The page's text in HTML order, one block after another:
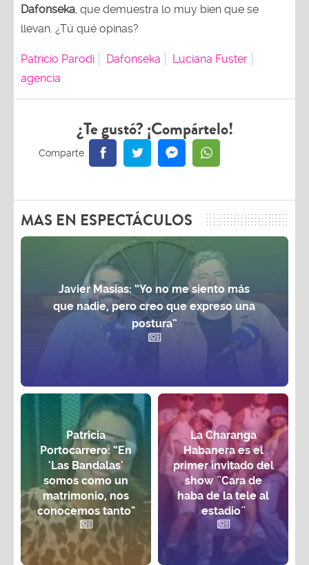
Dafonseka , que demuestra lo muy bien que se
llevan. ¿Tú qué opinas?
Patricio Parodi Dafonseka
Luciana Fuster
agencia
¿Te gustó? ¡Compártelo!
MAS EN ESPECTÁCULOS
Javier Masías: “Yo no me siento más
que nadie, pero creo que expreso una
postura”
Patricia
Portocarrero: “En
'Las Bandalas'
somos como un
matrimonio, nos
conocemos tanto"
La Charanga
Habanera es el
primer invitado del
show ¨Cara de
haba de la tele al
estadio¨